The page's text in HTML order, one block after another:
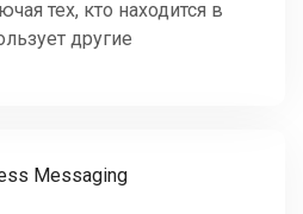
тех, кто находится в
другие
Messaging